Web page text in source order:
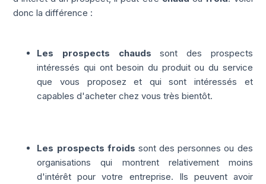
donc la différence :
Les prospects chaudssont des prospects
intéressés qui ont besoin du produit ou du service
que vous proposez et qui sont intéressés et
capables d'acheter chez vous très bientôt.
Les prospects froids sont des personnes ou des
organisations qui montrent relativement moins
d'intérêt pour votre entreprise. Ils peuvent avoir